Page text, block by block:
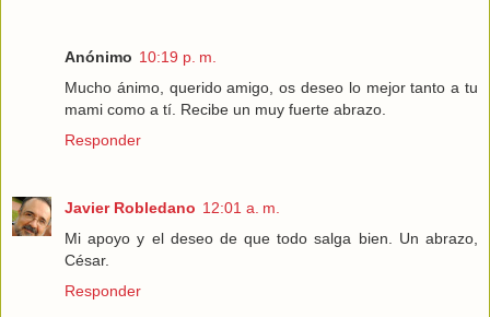
Anónimo 10:19 p. m.
Mucho ánimo, querido amigo, os deseo lo mejor tanto a tu
mami como a tí. Recibe un muy fuerte abrazo.
Responder
Javier Robledano 12:01 a. m.
Mi apoyo y el deseo de que todo salga bien. Un abrazo,
César.
Responder